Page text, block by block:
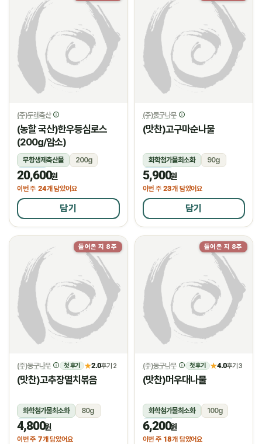
(주)두레축산
(농할 국산)한우등심로스
(200g/암소)
무항생제축산물
200g
냉장
20,600원
이번 주 24개 담았어요
담기
(주)둥구나무
(맛찬)고구마순나물
화학첨가물최소화
90g
냉장
5,900원
이번 주 23개 담았어요
담기
들어온 지 8주
(주)둥구나무 첫 후기 ★2.0후기 2
(맛찬)고추장멸치볶음
화학첨가물최소화
80g
냉장
4,800원
이번 주 7개 담았어요
들어온 지 8주
(주)둥구나무 첫 후기 ★4.0후기 3
(맛찬)머우대나물
화학첨가물최소화
100g
냉장
6,200원
이번 주 18개 담았어요